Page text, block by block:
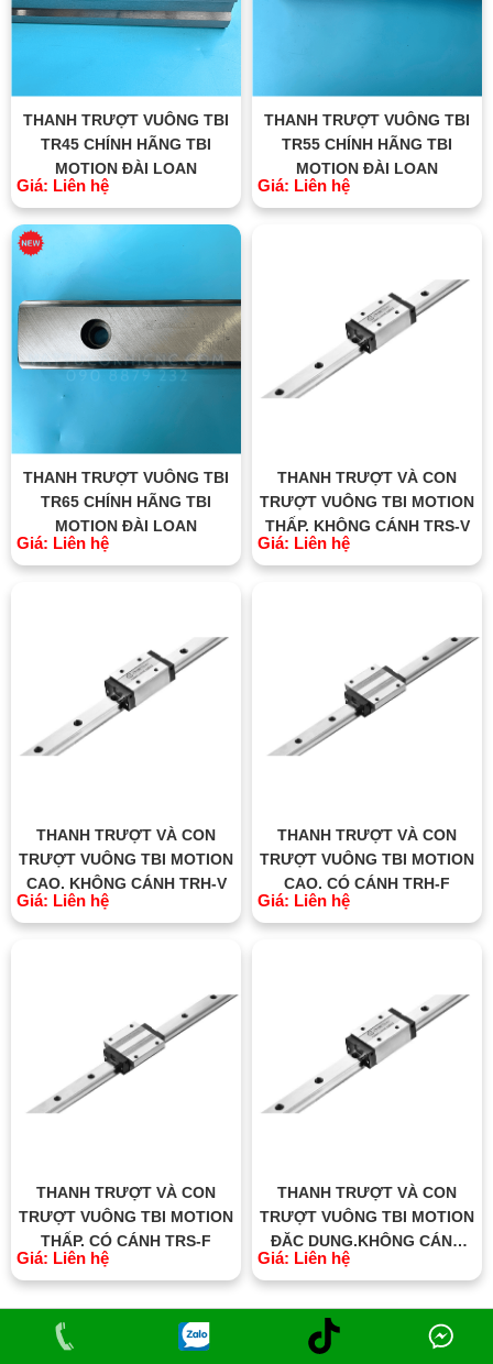
THANH TRƯỢT VUÔNG TBI
TR45 CHÍNH HÃNG TBI
MOTION ĐÀI LOAN
Giá: Liên hệ
THANH TRƯỢT VUÔNG TBI
TR55 CHÍNH HÃNG TBI
MOTION ĐÀI LOAN
Giá: Liên hệ
THANH TRƯỢT VUÔNG TBI
TR65 CHÍNH HÃNG TBI
MOTION ĐÀI LOAN
Giá: Liên hệ
THANH TRƯỢT VÀ CON
TRƯỢT VUÔNG TBI MOTION
THẤP, KHÔNG CÁNH TRS-V
Giá: Liên hệ
THANH TRƯỢT VÀ CON
TRƯỢT VUÔNG TBI MOTION
CAO, KHÔNG CÁNH TRH-V
Giá: Liên hệ
THANH TRƯỢT VÀ CON
TRƯỢT VUÔNG TBI MOTION
CAO, CÓ CÁNH TRH-F
Giá: Liên hệ
THANH TRƯỢT VÀ CON
TRƯỢT VUÔNG TBI MOTION
THẤP, CÓ CÁNH TRS-F
Giá: Liên hệ
THANH TRƯỢT VÀ CON
TRƯỢT VUÔNG TBI MOTION
ĐẶC DỤNG,KHÔNG CÁNH
TRC-V
Giá: Liên hệ